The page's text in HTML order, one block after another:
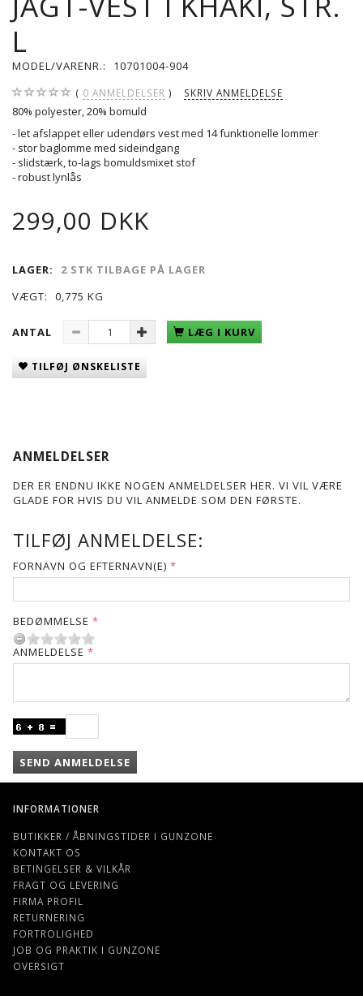
L
MODEL/VARENR.: 10701004-904
0 ANMELDELSER SKRIV ANMELDELSE
80% polyester, 20% bomuld
- let afslappet eller udendørs vest med 14 funktionelle lommer
- stor baglomme med sideindgang
- slidstærk, to-lags bomuldsmixet stof
- robust lynlås
299,00 DKK
LAGER:
2 STK TILBAGE PÅ LAGER
VÆGT:
0,775 KG
ANTAL LÆG I KURV
TILFØJ ØNSKELISTE
ANMELDELSER
DER ER ENDNU IKKE NOGEN ANMELDELSER HER. VI VIL VÆRE
GLADE FOR HVIS DU VIL ANMELDE SOM DEN FØRSTE.
TILFØJ ANMELDELSE:
FORNAVN OG EFTERNAVN(E)
BEDØMMELSE
ANMELDELSE
SEND ANMELDELSE
INFORMATIONER
BUTIKKER / ÅBNINGSTIDER I GUNZONE
KONTAKT OS
BETINGELSER & VILKÅR
FRAGT OG LEVERING
FIRMA PROFIL
RETURNERING
FORTROLIGHED
JOB OG PRAKTIK I GUNZONE
OVERSIGT